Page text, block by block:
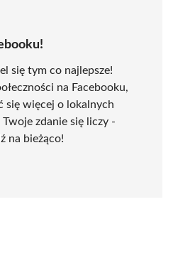
się tym co najlepsze!
na Facebooku,
się więcej o lokalnych
zdanie się liczy -
na bieżąco!